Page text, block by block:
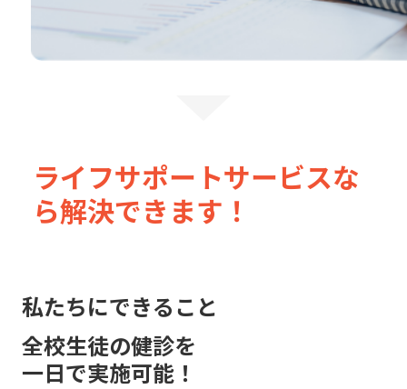
ライフサポートサービスな
ら解決できます！
私たちにできること
全校生徒の健診を
一日で実施可能！